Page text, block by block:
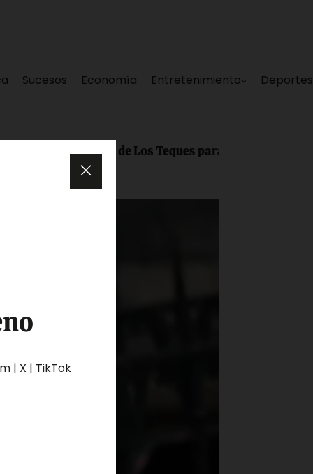
Sucesos Economía Entretenimiento Deportes
López de Los Teques para más de 1.100
| X | TikTok